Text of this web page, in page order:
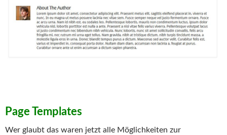
Page Templates
Wer glaubt das waren jetzt alle Möglichkeiten zur